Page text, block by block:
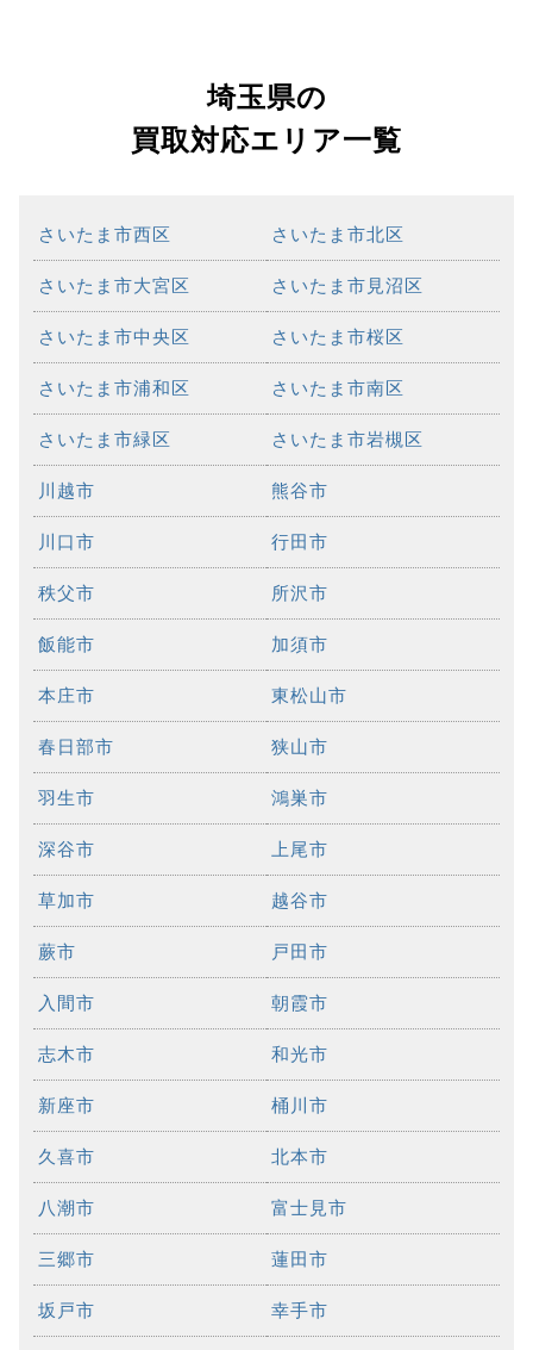
埼玉県の
買取対応エリア一覧
さいたま市西区 さいたま市北区
さいたま市大宮区 さいたま市見沼区
さいたま市中央区 さいたま市桜区
さいたま市浦和区 さいたま市南区
さいたま市緑区 さいたま市岩槻区
川越市 熊谷市
川口市 行田市
秩父市 所沢市
飯能市 加須市
本庄市 東松山市
春日部市 狭山市
羽生市 鴻巣市
深谷市 上尾市
草加市 越谷市
蕨市 戸田市
入間市 朝霞市
志木市 和光市
新座市 桶川市
久喜市 北本市
八潮市 富士見市
三郷市 蓮田市
坂戸市 幸手市